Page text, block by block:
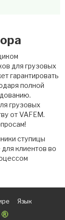
для грузовых
гарантировать
полной
грузовых
от VAFEM.
ступицы
клиентов во
Язык